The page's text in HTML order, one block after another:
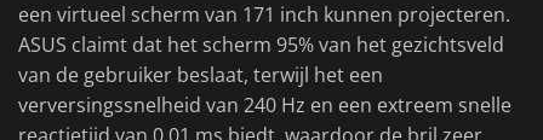
een virtueel scherm van 171 inch kunnen projecteren.
ASUS claimt dat het scherm 95% van het gezichtsveld
van de gebruiker beslaat, terwijl het een
verversingssnelheid van 240 Hz en een extreem snelle